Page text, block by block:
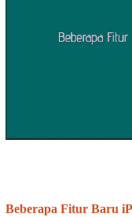
Beberapa Fitur Baru